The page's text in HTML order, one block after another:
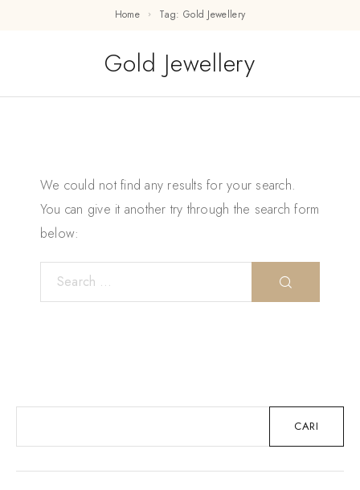
Home Tag: Gold Jewellery
Gold Jewellery
We could not find any results for your search.
You can give it another try through the search form
below:
CARI